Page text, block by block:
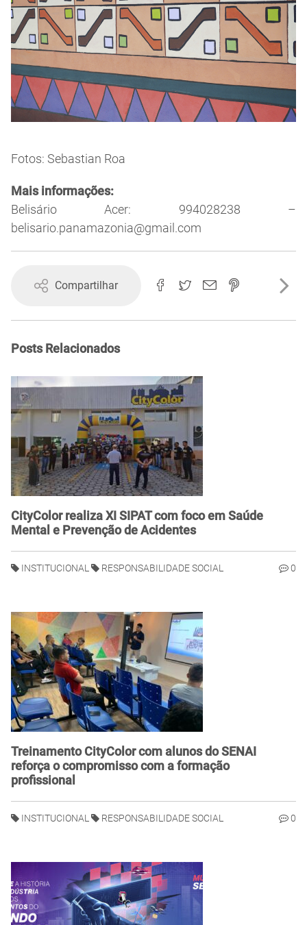
Fotos: Sebastian Roa
Mais informações:
Belisário Acer: 994028238 –
belisario.panamazonia@gmail.com
Compartilhar
Posts Relacionados
CityColor realiza XI SIPAT com foco em Saúde
Mental e Prevenção de Acidentes
INSTITUCIONAL RESPONSABILIDADE SOCIAL 0
Treinamento CityColor com alunos do SENAI
reforça o compromisso com a formação
profissional
INSTITUCIONAL RESPONSABILIDADE SOCIAL 0